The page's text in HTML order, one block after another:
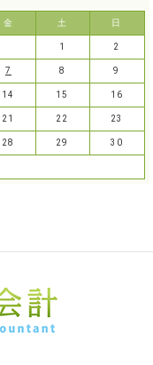
金 土 日
1 2
7 8 9
14 15 16
21 22 23
28 29 30